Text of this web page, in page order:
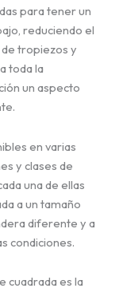
para tener un
reduciendo el
tropiezos y
toda la
un aspecto
en varias
y clases de
una de ellas
a un tamaño
diferente y a
condiciones.
cuadrada es la